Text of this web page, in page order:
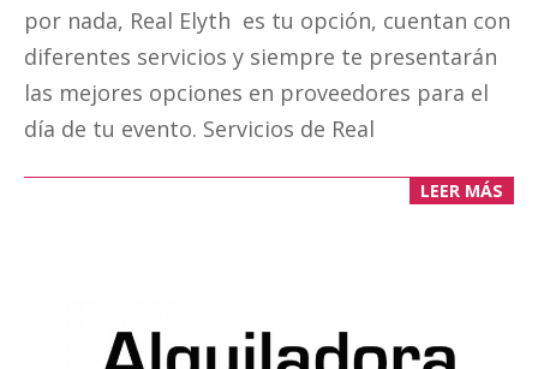
por nada, Real Elyth es tu opción, cuentan con
diferentes servicios y siempre te presentarán
las mejores opciones en proveedores para el
día de tu evento. Servicios de Real
LEER MÁS